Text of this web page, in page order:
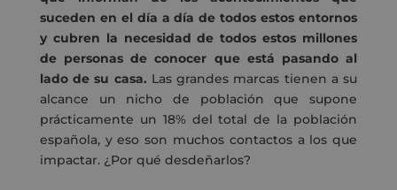
suceden en el día a día de todos estos entornos
y cubren la necesidad de todos estos millones
de personas de conocer que está pasando al
lado de su casa. Las grandes marcas tienen a su
alcance un nicho de población que supone
prácticamente un 18% del total de la población
española, y eso son muchos contactos a los que
impactar. ¿Por qué desdeñarlos?